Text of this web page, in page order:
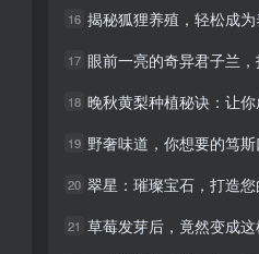
16 揭秘狐狸养殖，轻松成为
17 眼前一亮的奇异君子兰，打造
18 晚秋黄梨种植秘诀：让
19 野奢味道，你想要的笃斯
20 翠星：璀璨宝石，打造
21 草莓发芽后，竟然变成这
16 揭秘狐狸养殖，轻松成为
17 眼前一亮的奇异君子兰，打造
18 晚秋黄梨种植秘诀：让
19 野奢味道，你想要的笃斯
20 翠星：璀璨宝石，打造
21 草莓发芽后，竟然变成这